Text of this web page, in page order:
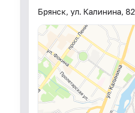
Брянск, ул. Калинина, 82